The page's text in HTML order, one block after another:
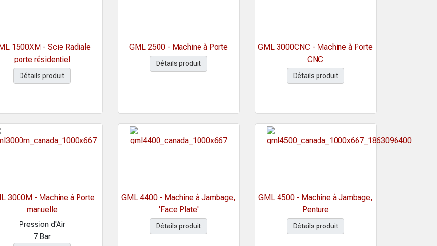
1500XM - Scie Radiale
porte résidentiel
Détails produit
GML 2500 - Machine à Porte
Détails produit
GML 3000CNC - Machine à Porte
CNC
Détails produit
3000M - Machine à Porte
manuelle
Pression d'Air
7 Bar
GML 4400 - Machine à Jambage,
'Face Plate'
Détails produit
GML 4500 - Machine à Jambage,
Penture
Détails produit